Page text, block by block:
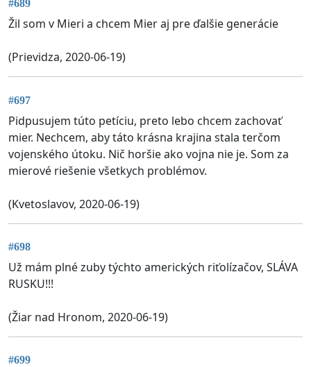
#689
Žil som v Mieri a chcem Mier aj pre ďalšie generácie
(Prievidza, 2020-06-19)
#697
Pidpusujem túto petíciu, preto lebo chcem zachovať
mier. Nechcem, aby táto krásna krajina stala terčom
vojenského útoku. Nič horšie ako vojna nie je. Som za
mierové riešenie všetkych problémov.
(Kvetoslavov, 2020-06-19)
#698
Už mám plné zuby týchto amerických riťolízačov, SLÁVA
RUSKU!!!
(Žiar nad Hronom, 2020-06-19)
#699